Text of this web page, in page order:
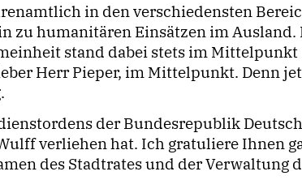
in den verschiedensten
zu humanitären Einsätzen im Ausland.
stand dabei stets im Mittelpunkt
Herr Pieper, im Mittelpunkt. Denn
der Bundesrepublik
verliehen hat. Ich gratuliere Ihnen
des Stadtrates und der Verwaltung